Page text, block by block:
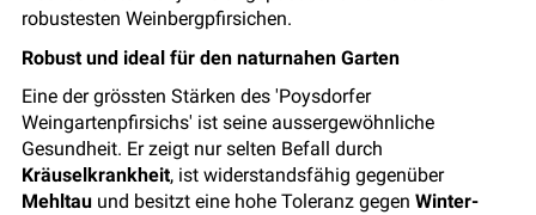
robustesten Weinbergpfirsichen.
Robust und ideal für den naturnahen Garten
Eine der grössten Stärken des 'Poysdorfer
Weingartenpfirsichs' ist seine aussergewöhnliche
Gesundheit. Er zeigt nur selten Befall durch
Kräuselkrankheit, ist widerstandsfähig gegenüber
Mehltau und besitzt eine hohe Toleranz gegen Winter-